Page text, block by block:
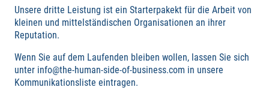
Unsere dritte Leistung ist ein Starterpakekt für die Arbeit von
kleinen und mittelständischen Organisationen an ihrer
Reputation.
Wenn Sie auf dem Laufenden bleiben wollen, lassen Sie sich
unter info@the-human-side-of-business.com in unsere
Kommunikationsliste eintragen.